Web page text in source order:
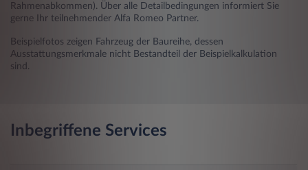
Rahmenabkommen). Über alle Detailbedingungen informiert Sie
gerne Ihr teilnehmender Alfa Romeo Partner.
Beispielfotos zeigen Fahrzeug der Baureihe, dessen
Ausstattungsmerkmale nicht Bestandteil der Beispielkalkulation
sind.
Inbegriffene Services